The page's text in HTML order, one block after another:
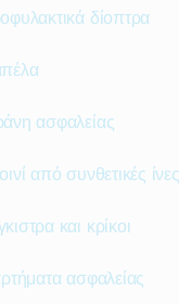
δίοπτρα
ασφαλείας
από συνθετικές ίνες
και κρίκοι
ασφαλείας